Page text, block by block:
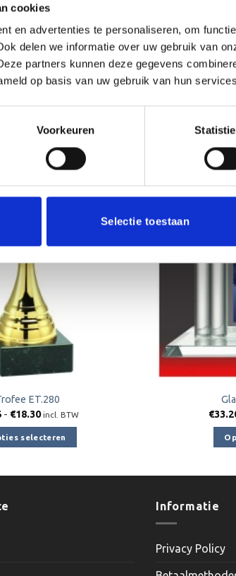
cookies
en advertenties te personaliseren, om
delen we informatie over uw gebruik van
partners kunnen deze gegevens
op basis van uw gebruik van hun
Voorkeuren
Selectie toestaan
aan
verlanglijst
ET.280
- €18.30Prijsklasse:
tot
€18.30
incl. BTW
selecteren
€
Informatie
Privacy Policy